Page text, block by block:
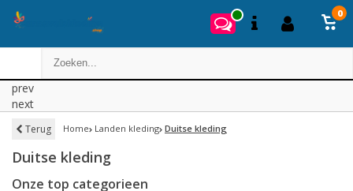
0
prev
next
Terug Home Landen kleding Duitse kleding
Duitse kleding
Onze top categorieen